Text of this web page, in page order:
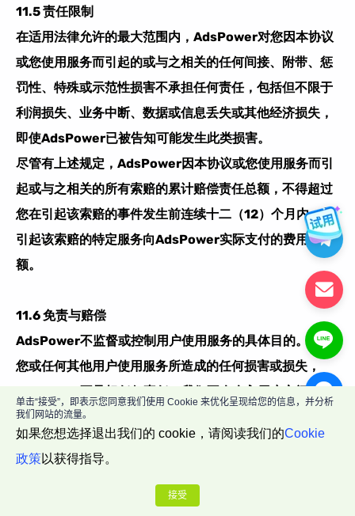
11.5责任限制
在适用法律允许的最大范围内，AdsPower对您因本协议
或您使用服务而引起的或与之相关的任何间接、附带、惩
罚性、特殊或示范性损害不承担任何责任，包括但不限于
利润损失、业务中断、数据或信息丢失或其他经济损失，
即使AdsPower已被告知可能发生此类损害。
尽管有上述规定，AdsPower因本协议或您使用服务而引
起或与之相关的所有索赔的累计赔偿责任总额，不得超过
您在引起该索赔的事件发生前连续十二（12）个月内，就
引起该索赔的特定服务向AdsPower实际支付的费用总
额。
11.6免责与赔偿​
AdsPower不监督或控制用户使用服务的具体目的。对于
您或任何其他用户使用服务所造成的任何损害或损失，
AdsPower不承担任何责任。我们不会介入用户之间或用
户与任何第三方之间的争议
您代表自身及您的继承人与受让人，特此免除
AdsPower 、 其关联公司
和代理因此类争议及您使用服务而产生或与之相关的任何
单击“接受”，即表示您同意我们使用 Cookie 来优化呈现给您的信息，并分析
我们网站的流量。
如果您想选择退出我们的 cookie，请阅读我们的Cookie
政策以获得指导。
接受